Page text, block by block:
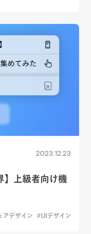
2023.12.23
】上級者向け機
アデザイン UIデザイン